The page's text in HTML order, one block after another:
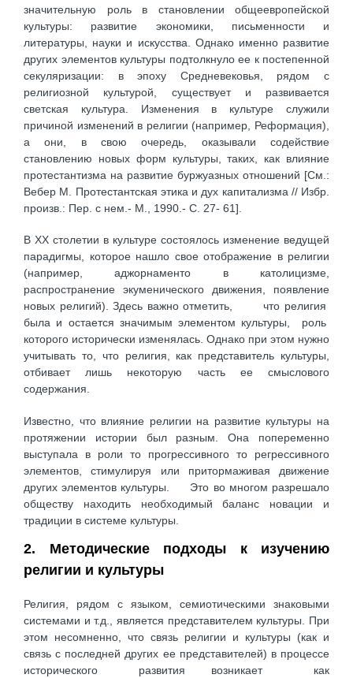
значительную роль в становлении общеевропейской
культуры: развитие экономики, письменности и
литературы, науки и искусства. Однако именно развитие
других элементов культуры подтолкнуло ее к постепенной
секуляризации: в эпоху Средневековья, рядом с
религиозной культурой, существует и развивается
светская культура. Изменения в культуре служили
причиной изменений в религии (например, Реформация),
а они, в свою очередь, оказывали содействие
становлению новых форм культуры, таких, как влияние
протестантизма на развитие буржуазных отношений [См.:
Вебер М. Протестантская этика и дух капитализма // Избр.
произв.: Пер. с нем.- М., 1990.- С. 27- 61].
В XX столетии в культуре состоялось изменение ведущей
парадигмы, которое нашло свое отображение в религии
(например, аджорнаменто в католицизме,
распространение экуменического движения, появление
новых религий). Здесь важно отметить, что религия
была и остается значимым элементом культуры, роль
которого исторически изменялась. Однако при этом нужно
учитывать то, что религия, как представитель культуры,
отбивает лишь некоторую часть ее смыслового
содержания.
Известно, что влияние религии на развитие культуры на
протяжении истории был разным. Она попеременно
выступала в роли то прогрессивного то регрессивного
элементов, стимулируя или притормаживая движение
других элементов культуры. Это во многом разрешало
обществу находить необходимый баланс новации и
традиции в системе культуры.
2. Методические подходы к изучению
религии и культуры
Религия, рядом с языком, семиотическими знаковыми
системами и т.д., является представителем культуры. При
этом несомненно, что связь религии и культуры (как и
связь с последней других ее представителей) в процессе
исторического развития возникает как